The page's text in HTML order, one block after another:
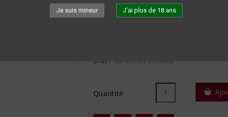
Je suis mineur J'ai plus de 18 ans
Issu du terroir typique du château
évoluant sur l'argile.
Vin de caractère qui accompagnera
État :
Nouveau produit
Quantité